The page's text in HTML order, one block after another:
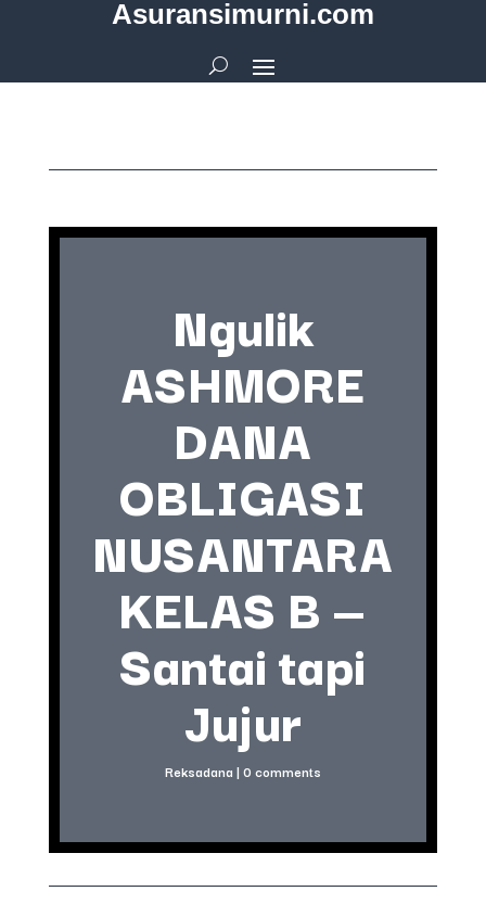
Asuransimurni.com
Ngulik
ASHMORE
DANA
OBLIGASI
NUSANTARA
KELAS B —
Santai tapi
Jujur
Reksadana | 0 comments